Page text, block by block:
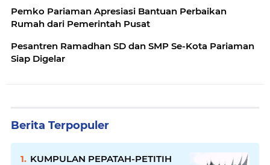
Pemko Pariaman Apresiasi Bantuan Perbaikan
Rumah dari Pemerintah Pusat
Pesantren Ramadhan SD dan SMP Se-Kota Pariaman
Siap Digelar
Berita Terpopuler
KUMPULAN PEPATAH-PETITIH